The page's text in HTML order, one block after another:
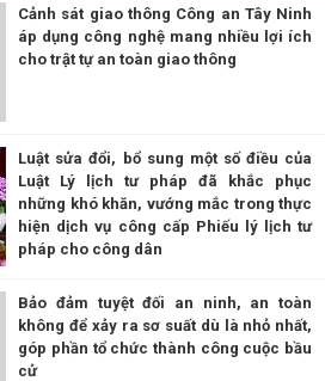
Cảnh sát giao thông Công an Tây Ninh
áp dụng công nghệ mang nhiều lợi ích
cho trật tự an toàn giao thông
Luật sửa đổi, bổ sung một số điều của
Luật Lý lịch tư pháp đã khắc phục
những khó khăn, vướng mắc trong thực
hiện dịch vụ công cấp Phiếu lý lịch tư
pháp cho công dân
Bảo đảm tuyệt đối an ninh, an toàn
không để xảy ra sơ suất dù là nhỏ nhất,
góp phần tổ chức thành công cuộc bầu
cử